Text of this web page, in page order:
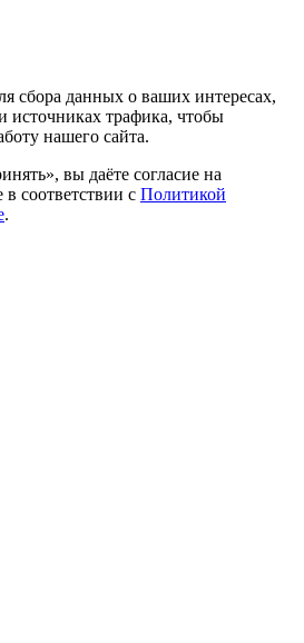
сбора данных о ваших интересах,
источниках трафика, чтобы
нашего сайта.
вы даёте согласие на
соответствии с Политикой
.